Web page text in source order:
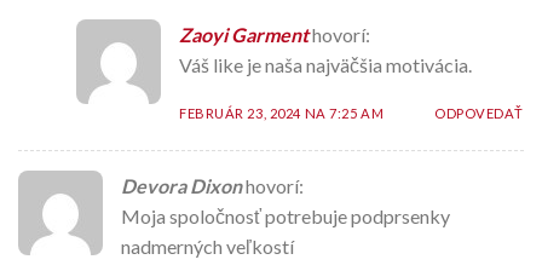
Zaoyi Garmenthovorí:
Váš like je naša najväčšia motivácia.
FEBRUÁR 23, 2024 NA 7:25 AM ODPOVEDAŤ
Devora Dixonhovorí:
Moja spoločnosť potrebuje podprsenky
nadmerných veľkostí